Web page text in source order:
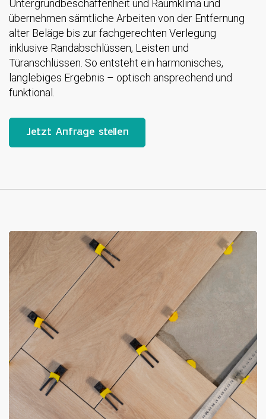
Untergrundbeschaffenheit und Raumklima und
übernehmen sämtliche Arbeiten von der Entfernung
alter Beläge bis zur fachgerechten Verlegung
inklusive Randabschlüssen, Leisten und
Türanschlüssen. So entsteht ein harmonisches,
langlebiges Ergebnis – optisch ansprechend und
funktional.
Jetzt Anfrage stellen